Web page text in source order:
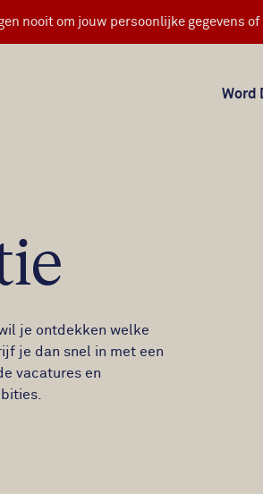
nooit om jouw persoonlijke gegevens
Word
je ontdekken welke
je dan snel in met een
vacatures en